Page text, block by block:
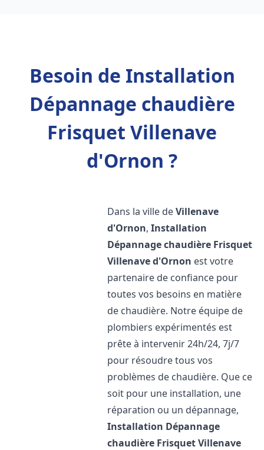
Besoin de Installation
Dépannage chaudière
Frisquet Villenave
d'Ornon ?
Dans la ville deVillenave
d'Ornon,Installation
Dépannage chaudière Frisquet
Villenave d'Ornon est votre
partenaire de confiance pour
toutes vos besoins en matière
de chaudière. Notre équipe de
plombiers expérimentés est
prête à intervenir 24h/24, 7j/7
pour résoudre tous vos
problèmes de chaudière. Que ce
soit pour une installation, une
réparation ou un dépannage,
Installation Dépannage
chaudière FrisquetVillenave